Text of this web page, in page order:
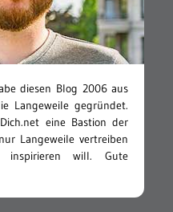
diesen Blog 2006 aus
Langeweile gegründet.
eine Bastion der
Langeweile vertreiben
inspirieren will. Gute